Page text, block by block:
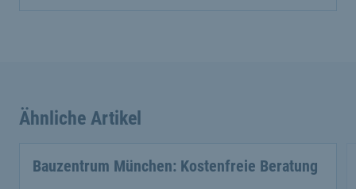
Ähnliche Artikel
Bauzentrum München: Kostenfreie Beratung